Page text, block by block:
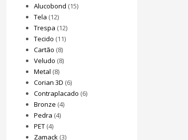
Alucobond (15)
Tela (12)
Trespa (12)
Tecido (11)
Cartão (8)
Veludo (8)
Metal (8)
Corian 3D (6)
Contraplacado (6)
Bronze (4)
Pedra (4)
PET(4)
Zamack(3)